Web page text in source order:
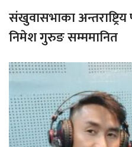
संखुवासभाका
निमेश गुरुङ सम्ममानित